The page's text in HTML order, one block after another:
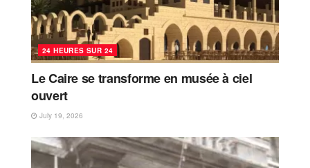
24 HEURES SUR 24
Le Caire se transforme en musée à ciel
ouvert
July 19, 2026